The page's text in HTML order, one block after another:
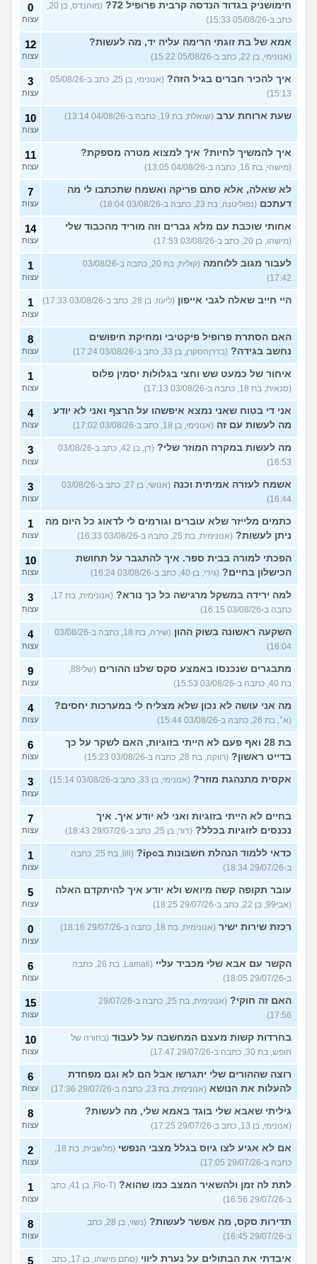
חימושניק בגדוד הנדסה קרבית פרופיל 72?
כתב ב-05/08/26 15:33)
0
עצות
אמא של בת זוגתי הרימה עליה יד, מה לעשות?
(אנונימי, בן 22, כתב ב-05/08/26 15:22)
12
עצות
איך להכיר חברים בגיל הזה?
(אנונימי, בן 25, כתב ב-05/08/26
15:13)
3
עצות
שעת ארוחת ערב (שואלת, בת 19, כתבה ב-04/08/26 13:14) 10
עצות
איך להמשיך לחיות? איך למצוא מטרה מספקת?
(מישהי, בת 16, כתבה ב-04/08/26 13:05)
11
עצות
לא שאלה, אלא סתם פריקה ואשמח שתכתבו לי מה
דעתכם (נפוליטנה, בת 23, כתבה ב-03/08/26 18:04)
7
עצות
אחותי שוכבת עם מלא גברים וזה מוריד מהכבוד שלי
(מישהו, בן 20, כתב ב-03/08/26 17:53)
14
עצות
לעבור מגוב ללוחמה
(קולית, בת 20, כתבה ב-03/08/26
17:42)
1
עצות
היי חייב שאלה לגבי אייפון (ליעוז, בן 28, כתב ב-03/08/26 17:33) 1
עצות
האם הסתרת פרופיל פיקטיבי ומחיקת חיפושים
נחשב בגידה? (בדרןהסקרן, בן 33, כתב ב-03/08/26 17:24)
8
עצות
איחור של כמעט שש וחצי בגלולות יסמין פלוס
(סנאית, בת 18, כתבה ב-03/08/26 17:13)
1
עצות
אני די בטוח שאני נמצא איפשהו על הרצף ואני לא יודע
מה לעשות עם זה (אנונימי, בן 18, כתב ב-03/08/26 17:02)
4
עצות
מה לעשות במקרה המוזר שלי?
(דן, בן 42, כתב ב-03/08/26
16:53)
3
עצות
אשמח לעזרה אמיתית וכנה
(אנושי, בן 27, כתב ב-03/08/26
16:44)
3
עצות
כתמים מלייזר שלא עוברים וגורמים לי לדאוג כל היום מה
ניתן לעשות? (אנונימית, בת 25, כתבה ב-03/08/26 16:33)
1
עצות
הפכתי למורה בבית ספר. איך להתגבר על תחושת
הכישלון בחיים? (גידי, בן 40, כתב ב-03/08/26 16:24)
10
עצות
למה ירידה במשקל מרגישה כל כך נורא?
כתבה ב-03/08/26 16:15)
3
עצות
השקעה ראשונה בשוק ההון
(שירה, בת 18, כתבה ב-03/08/26
16:04)
4
עצות
מתבגרים שנכנסו באמצע סקס שלנו ההורים
בת 40, כתבה ב-03/08/26 15:53)
9
עצות
מה אני עושה לא נכון שלא מצליח לי במערכות יחסים?
(א׳, בת 26, כתבה ב-03/08/26 15:44)
4
עצות
בת 28 ואף פעם לא הייתי בזוגיות, האם לשקר על כך
בדייט ראשון? (רווקה, בת 28, כתבה ב-03/08/26 15:23)
6
עצות
אקסית מתנהגת מוזר? (אנונימי, בן 33, כתב ב-03/08/26 15:14) 3
עצות
בחיים לא הייתי בזוגיות ואני לא יודע איך. איך
נכנסים לזוגיות בכלל? (דור, בן 25, כתב ב-29/07/26 18:43)
7
עצות
כדאי ללמוד הנהלת חשבונות בipc?
(lili, בת 25, כתבה
ב-29/07/26 18:34)
1
עצות
עובר תקופה קשה מיואש ולא יודע איך להיתקדם האלה
(אבי99, בן 22, כתב ב-29/07/26 18:25)
5
עצות
רכזת שירות ישיר (אנונימית, בת 18, כתבה ב-29/07/26 18:16) 0
עצות
הקשר עם אבא שלי מכביד עליי
(Lamali, בת 26, כתבה
ב-29/07/26 18:05)
6
עצות
האם זה חוקי?
(אנונימית, בת 25, כתבה ב-29/07/26
17:56)
15
עצות
בחרדות קשות מעצם המחשבה על לעבוד (בחורה של
חופש, בת 30, כתבה ב-29/07/26 17:47)
10
עצות
רוצה שההורים שלי יתגרשו אבל הם לא וגם מפחדת
להעלות את הנושא (אנונימית, בת 23, כתבה ב-29/07/26 17:36)
6
עצות
גיליתי שאבא שלי בוגד באמא שלי, מה לעשות?
(אנונימי, בן 13, כתב ב-29/07/26 17:25)
8
עצות
אם לא אגיע לצו גיוס בגלל מצבי הנפשי
כתבה ב-29/07/26 17:05)
2
עצות
לתת לה זמן ולהשאיר המצב כמו שהוא?
(Flo-T, בן 41, כתב
ב-29/07/26 16:56)
1
עצות
תדירות סקס, מה אפשר לעשות?
(נשוי, בן 28, כתב
ב-29/07/26 16:45)
8
עצות
איבדתי את הבתולים על נערת ליווי (סתם מישהו, בן 17, כתב 5